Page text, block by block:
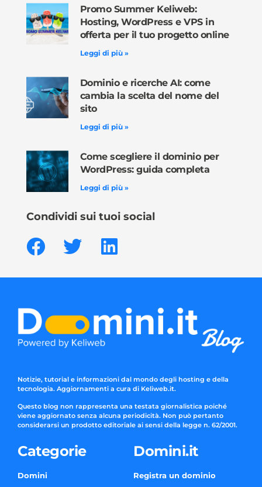
Promo Summer Keliweb:
Hosting, WordPress e VPS in
offerta per il tuo progetto online
Leggi di più »
Dominio e ricerche AI: come
cambia la scelta del nome del
sito
Leggi di più »
Come scegliere il dominio per
WordPress: guida completa
Leggi di più »
Condividi sui tuoi social
Notizie, tutorial e informazioni dal mondo degli hosting e della
tecnologia. Aggiornamenti a cura di Keliweb.it.
Questo blog non rappresenta una testata giornalistica poiché
viene aggiornato senza alcuna periodicità. Non può pertanto
considerarsi un prodotto editoriale ai sensi della legge n. 62/2001.
Categorie
Domini
Domini.it
Registra un dominio